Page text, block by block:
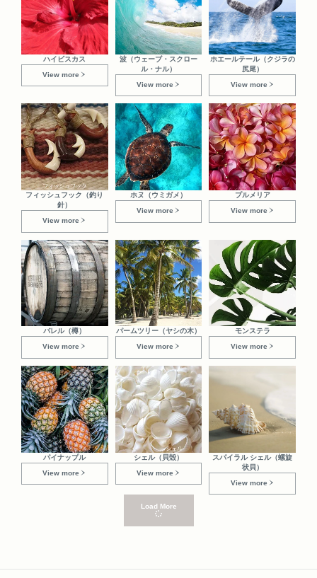
ハイビスカス
View more
波（ウェーブ・スクロー
ル・ナル）
View more
ホエールテール（クジラの
尻尾）
View more
フィッシュフック（釣り
針）
View more
ホヌ（ウミガメ）
View more
プルメリア
View more
バレル（樽）
View more
パームツリー（ヤシの木）
View more
モンステラ
View more
パイナップル
View more
シェル（貝殻）
View more
スパイラル シェル（螺旋
状貝）
View more
Load More